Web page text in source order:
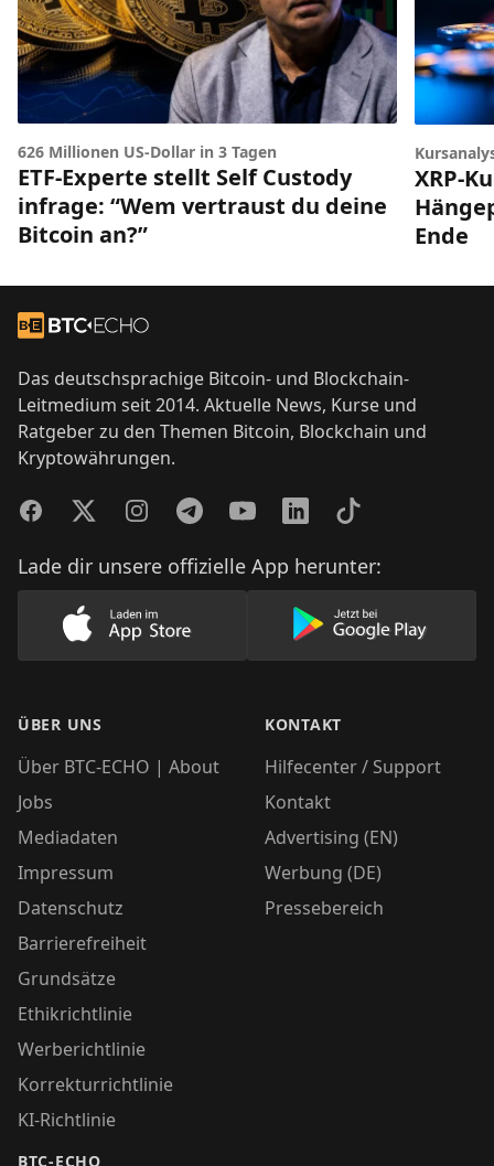
626 Millionen US-Dollar in 3 Tagen
ETF-Experte stellt Self Custody
infrage: “Wem vertraust du deine
Bitcoin an?”
XRP-
Ende
Zur Startseite
Das deutschsprachige Bitcoin- und Blockchain-
Leitmedium seit 2014. Aktuelle News, Kurse und
Ratgeber zu den Themen Bitcoin, Blockchain und
Kryptowährungen.
FacebookTwitterInstagramTelegramYouTubeLinkedInTikTok
Lade dir unsere offizielle App herunter:
Lade unsere App im AppStore herunter
Lade unsere
ÜBER UNS
Über BTC-ECHO | About
Jobs
Mediadaten
Impressum
Datenschutz
Barrierefreiheit
Grundsätze
Ethikrichtlinie
Werberichtlinie
Korrekturrichtlinie
KI-Richtlinie
BTC-ECHO
KONTAKT
Hilfecenter / Support
Kontakt
Advertising (EN)
Werbung (DE)
Pressebereich